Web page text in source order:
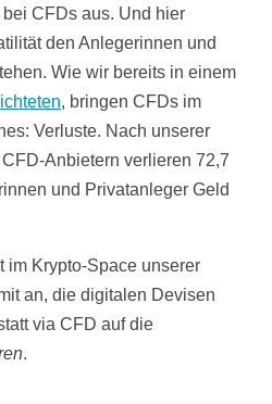
CFDs aus. Und hier
den Anlegerinnen und
Wie wir bereits in einem
, bringen CFDs im
Verluste. Nach unserer
Anbietern verlieren 72,7
und Privatanleger Geld
im Krypto-Space unserer
an, die digitalen Devisen
via CFD auf die
.